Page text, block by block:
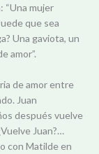
“Una mujer
que sea
Una gaviota, un
amor”.
de amor entre
Juan
después vuelve
Juan?…
con Matilde en